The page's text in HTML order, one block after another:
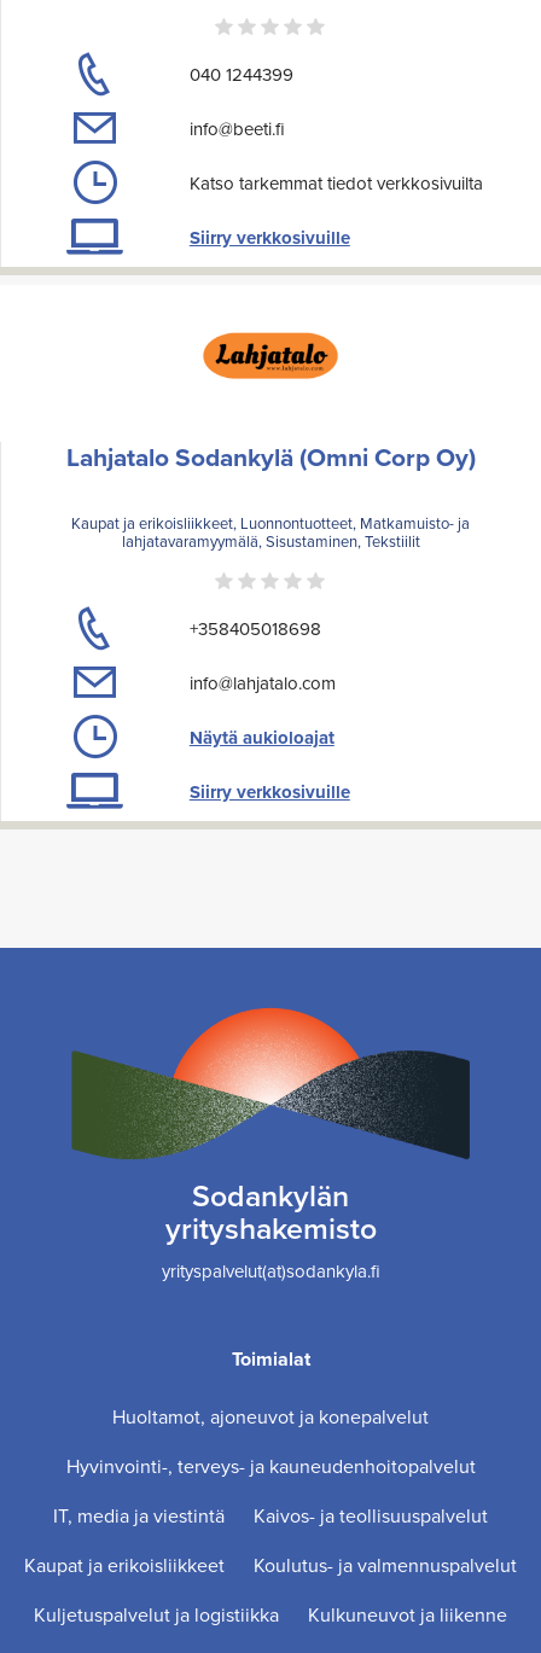
040 1244399
info@beeti.fi
Katso tarkemmat tiedot verkkosivuilta
Siirry verkkosivuille
Lahjatalo Sodankylä (Omni Corp Oy)
Kaupat ja erikoisliikkeet, Luonnontuotteet, Matkamuisto- ja
lahjatavaramyymälä, Sisustaminen, Tekstiilit
+358405018698
info@lahjatalo.com
Näytä aukioloajat
Siirry verkkosivuille
Sodankylän
yrityshakemisto
yrityspalvelut(at)sodankyla.fi
Toimialat
Huoltamot, ajoneuvot ja konepalvelut
Hyvinvointi-, terveys- ja kauneudenhoitopalvelut
IT, media ja viestintä
Kaivos- ja teollisuuspalvelut
Kaupat ja erikoisliikkeet
Koulutus- ja valmennuspalvelut
Kuljetuspalvelut ja logistiikka
Kulkuneuvot ja liikenne